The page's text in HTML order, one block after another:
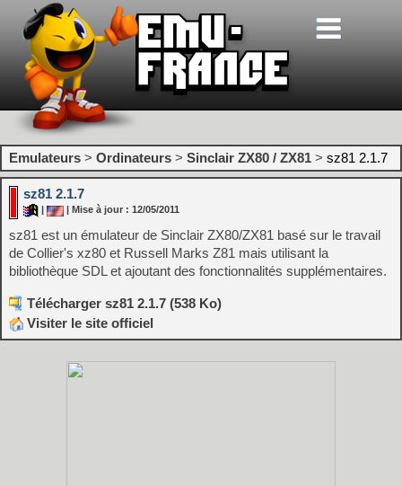
Emulateurs > Ordinateurs > Sinclair ZX80 / ZX81 > sz81 2.1.7
sz81 2.1.7
| Mise à jour : 12/05/2011
sz81 est un émulateur de Sinclair ZX80/ZX81 basé sur le travail
de Collier's xz80 et Russell Marks Z81 mais utilisant la
bibliothèque SDL et ajoutant des fonctionnalités supplémentaires.
Télécharger sz81 2.1.7 (538 Ko)
Visiter le site officiel